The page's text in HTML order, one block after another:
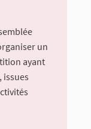
un
ayant
issues